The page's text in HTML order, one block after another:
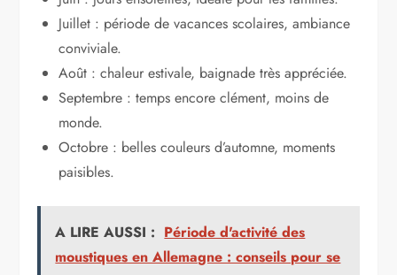
Juillet : période de vacances scolaires, ambiance
conviviale.
Août : chaleur estivale, baignade très appréciée.
Septembre : temps encore clément, moins de
monde.
Octobre : belles couleurs d’automne, moments
paisibles.
A LIRE AUSSI : Période d'activité des
moustiques en Allemagne : conseils pour se